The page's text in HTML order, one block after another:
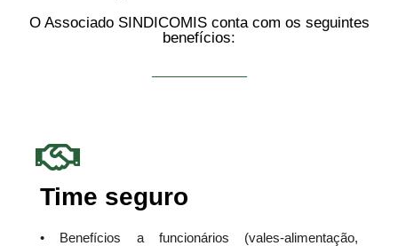
O Associado SINDICOMIS conta com os seguintes
benefícios:
Time seguro
• Benefícios a funcionários (vales-alimentação,